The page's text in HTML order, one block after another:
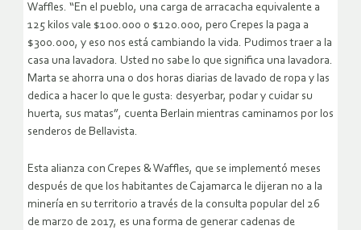
Waffles. “En el pueblo, una carga de arracacha equivalente a
125 kilos vale $100.000 o $120.000, pero Crepes la paga a
$300.000, y eso nos está cambiando la vida. Pudimos traer a la
casa una lavadora. Usted no sabe lo que significa una lavadora.
Marta se ahorra una o dos horas diarias de lavado de ropa y las
dedica a hacer lo que le gusta: desyerbar, podar y cuidar su
huerta, sus matas”, cuenta Berlain mientras caminamos por los
senderos de Bellavista.
Esta alianza con Crepes & Waffles, que se implementó meses
después de que los habitantes de Cajamarca le dijeran no a la
minería en su territorio a través de la consulta popular del 26
de marzo de 2017, es una forma de generar cadenas de